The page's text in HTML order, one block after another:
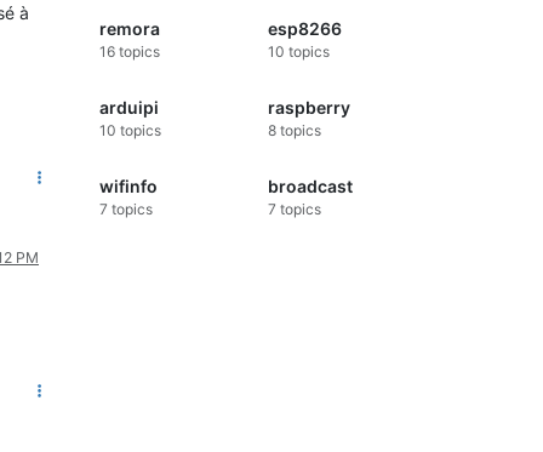
à
PM
remora
16 topics
esp8266
10 topics
arduipi
10 topics
raspberry
8topics
wifinfo
7 topics
broadcast
7 topics